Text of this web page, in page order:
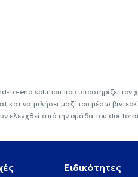
end solution που υποστηρίζει τον
και να μιλήσει μαζί του μέσω
ελεγχθεί από την ομάδα του
Ειδικότητες